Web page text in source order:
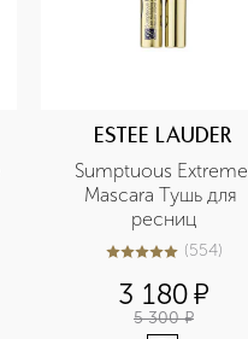
ESTEE LAUDER
Sumptuous Extreme
Mascara Тушь для
ресниц
4.9из5554 (554)
3 180¤
5 300 ¤